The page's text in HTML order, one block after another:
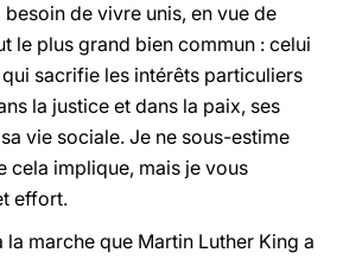
de vivre unis, en vue de
le plus grand bien commun : celui
sacrifie les intérêts particuliers
la justice et dans la paix, ses
vie sociale. Je ne sous-estime
cela implique, mais je vous
effort.
la marche que Martin Luther King a